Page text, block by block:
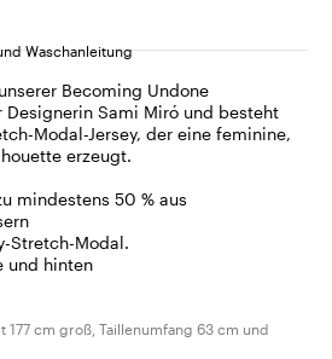
Waschanleitung
Becoming Undone
Sami Miró und besteht
Modal-Jersey, der eine feminine,
erzeugt.
mindestens 50 % aus
Stretch-Modal.
und hinten
177 cm groß, Taillenumfang 63 cm und